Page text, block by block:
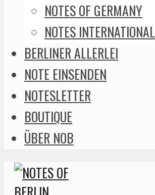
NOTES OF GERMANY
NOTES INTERNATIONAL
BERLINER ALLERLEI
NOTE EINSENDEN
NOTESLETTER
BOUTIQUE
ÜBER NOB